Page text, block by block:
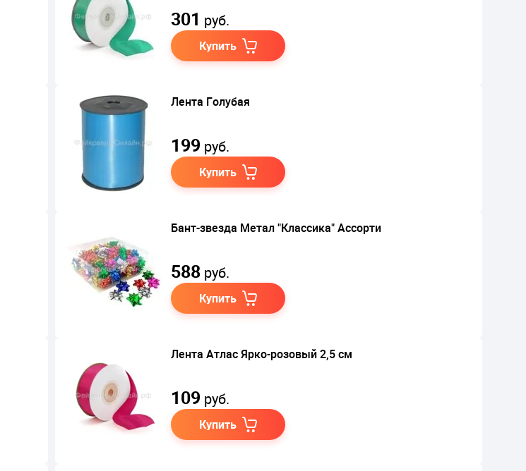
301 руб.
Купить
Лента Голубая
199 руб.
Купить
Бант-звезда Метал "Классика" Ассорти
588 руб.
Купить
Лента Атлас Ярко-розовый 2,5 см
109 руб.
Купить